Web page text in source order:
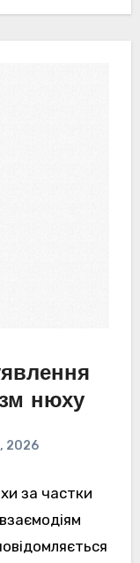
нюху
2026
за частки